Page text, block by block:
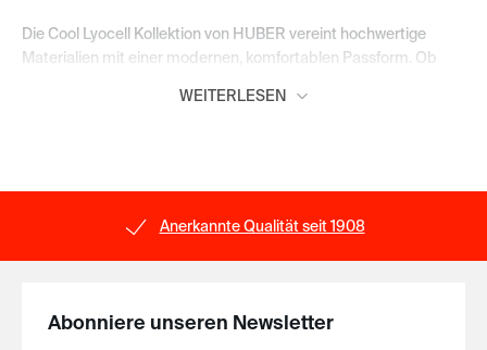
Die Cool Lyocell Kollektion von HUBER vereint hochwertige
Materialien mit einer modernen, komfortablen Passform. Ob
dich zuverlässig durch den Tag und bieten ein angenehm
Weiche Fasern mit
angenehmem
WEITERLESEN
Anerkannte Qualität seit 1908
Abonniere unseren Newsletter